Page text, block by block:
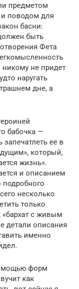
предметом
и поводом для
басни:
быть
Фета
не придет
наругать
дне, а
бабочка —
ее в
который,
жизнь».
и описанием
подробного
несколько
только
«бархат с живым
детали описания
именно
форм
как